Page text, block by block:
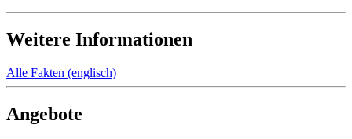
Weitere Informationen
Alle Fakten (englisch)
Angebote